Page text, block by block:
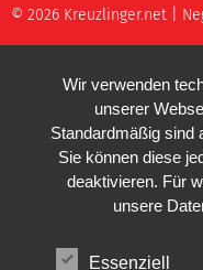
© 2026 Kreuzlinger.net |
Wir verwenden
unserer
Standardmäßig sind
Sie können diese
deaktivieren. Für
unsere
Essenziell